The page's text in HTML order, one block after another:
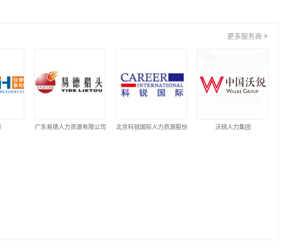
更多服务商
广东易德人力资源有限公司 北京科锐国际人力资源股份 沃锐人力集团